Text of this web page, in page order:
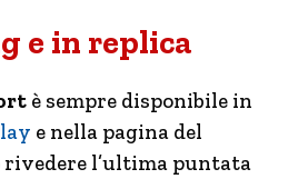
e in replica
è sempre disponibile in
e nella pagina del
l’ultima puntata